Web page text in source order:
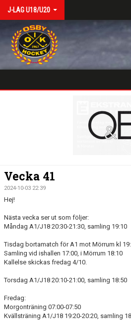
J-LAG U18/U20
TRUPPEN
DOKUMENT
KONTAKT
Vecka 41
2024-10-03 22:39
Hej!
Nästa vecka ser ut som följer:
Måndag A1/J18 20:30-21:30, samling 19:10
Tisdag bortamatch för A1 mot Mörrum kl
Samling vid ishallen 17:00, i Mörrum 18:10
Kallelse skickas fredag 4/10.
Torsdag A1/J18 20:10-21:00, samling 18:50
Fredag:
Morgonträning 07:00-07:50
Kvällsträning A1/J18 19:20-20:20, samling